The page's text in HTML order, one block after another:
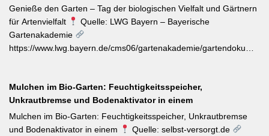
Frostspanners können bei Massenbefall kahlen Fraß
verursachen. Gegenmaßnahmen: Leimringe ab Herbst, gezielter
Meisen-Förderung und – falls nötig – biologische
Pflanzenschutzmittel. [Thema-Tag: #Schädlingsbekämpfung
Genieße den Garten – Tag der biologischen Vielfalt und Gärtnern
für Artenvielfalt
Quelle: LWG Bayern – Bayerische
Gartenakademie
https://www.lwg.bayern.de/cms06/gartenakademie/
Gartenbewirtschaftung – unabhängig von der Gartengröße –
einen messbaren Beitrag zur regionalen Artenvielfalt leistet.
Nützlingsförderung, strukturreiche Beete und der Verzicht auf
Pestizide sind die entscheidenden Stellschrauben. Ein
Mulchen im Bio-Garten: Feuchtigkeitsspeicher,
Unkrautbremse und Bodenaktivator in einem
Mulchen im Bio-Garten: Feuchtigkeitsspeicher, Unkrautbremse
und Bodenaktivator in einem
Quelle: selbst-versorgt.de